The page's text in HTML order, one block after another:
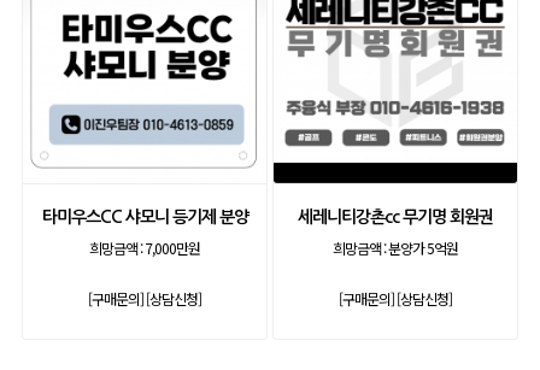
타미우스CC 샤모니 등기제 분양
희망금액 :7,000만원
[구매문의][상담신청]
세레니티강촌cc 무기명 회원권
희망금액 :분양가 5억원
[구매문의][상담신청]